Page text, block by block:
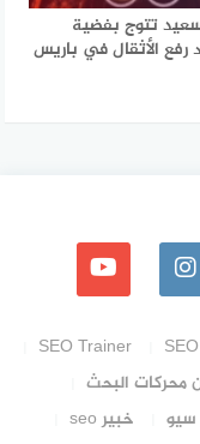
تتوج بفضية
رفع الأثقال في باريس
SEO Trainer
البحث
سيو
خبير seo